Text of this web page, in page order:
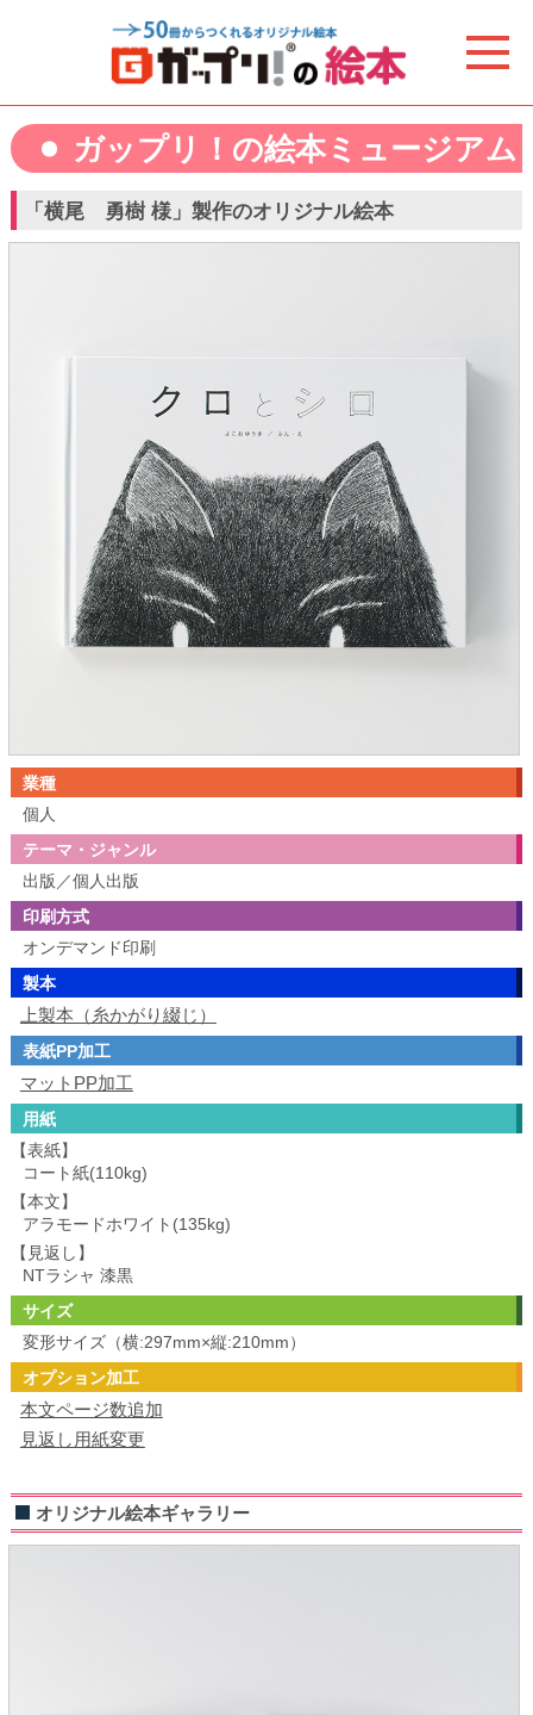
ガップリ！の絵本ミュージアム
「横尾 勇樹 様」製作のオリジナル絵本
業種
個人
テーマ・ジャンル
出版／個人出版
印刷方式
オンデマンド印刷
製本
上製本（糸かがり綴じ）
表紙PP加工
マットPP加工
用紙
【表紙】
コート紙(110kg)
【本文】
アラモードホワイト(135kg)
【見返し】
NTラシャ 漆黒
サイズ
変形サイズ（横:297mm×縦:210mm）
オプション加工
本文ページ数追加
見返し用紙変更
オリジナル絵本ギャラリー